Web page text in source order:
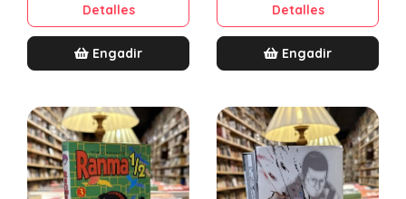
Detalles
Engadir
Detalles
Engadir